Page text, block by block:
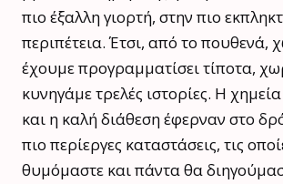
πιο έξαλλη γιορτή, στην πιο
περιπέτεια. Έτσι, από το πουθενά,
έχουμε προγραμματίσει τίποτα,
κυνηγάμε τρελές ιστορίες. Η
και η καλή διάθεση έφερναν στο
πιο περίεργες καταστάσεις, τις
θυμόμαστε και πάντα θα